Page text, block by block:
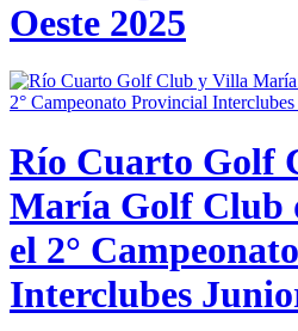
Oeste 2025
Río Cuarto Golf
María Golf Club
el 2°
Interclubes